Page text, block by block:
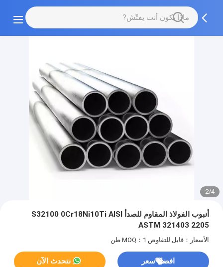
2/4
أنبوب الفولاذ المقاوم للصدأ S32100 0Cr18Ni10Ti AISI
ASTM 321403 2205
الأسعار：قابل للتفاوض MOQ：1 طن
افضل سعر نتحدث الآن